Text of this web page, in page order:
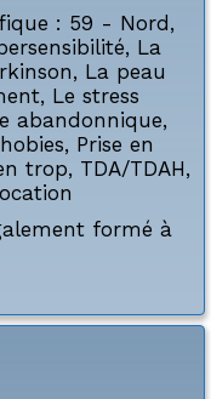
: 59 - Nord,
, La
, La peau
, Le stress
abandonnique,
, Prise en
trop, TDA/TDAH,
formé à